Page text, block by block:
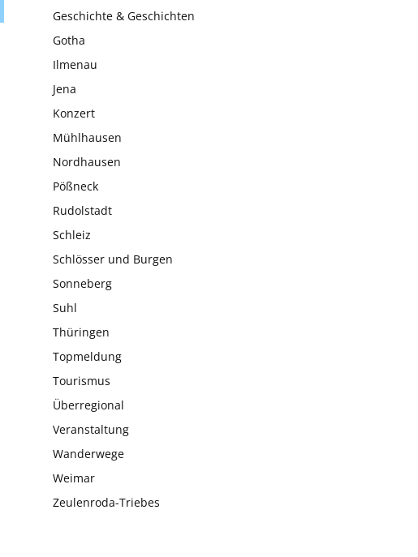
Geschichte & Geschichten
Gotha
Ilmenau
Jena
Konzert
Mühlhausen
Nordhausen
Pößneck
Rudolstadt
Schleiz
Schlösser und Burgen
Sonneberg
Suhl
Thüringen
Topmeldung
Tourismus
Überregional
Veranstaltung
Wanderwege
Weimar
Zeulenroda-Triebes